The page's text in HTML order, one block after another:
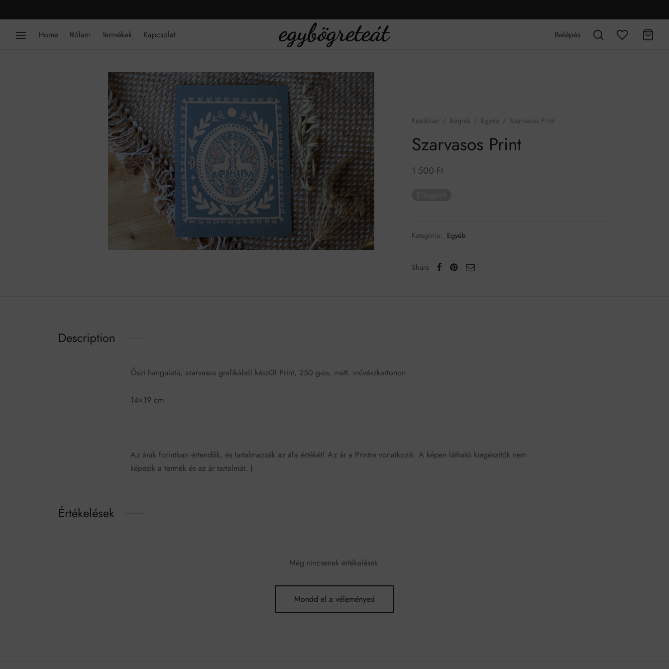
Home Rólam Termékek Kapcsolat Belépés
Kezdőlap / Bögrék / Egyéb / Szarvasos Print
Szarvasos Print
1 500 Ft
Kategória: Egyéb
Share
Description
Őszi hangulatú, szarvasos grafikából készült Print, 250 g-os, matt, művészkartonon.
14×19 cm
Az árak forintban értendők, és tartalmazzák az áfa értékét! Az ár a Printre vonatkozik. A képen látható kiegészítők nem
képezik a termék és az ár tartalmát. )
Értékelések
Még nincsenek értékelések.
Mondd el a véleményed